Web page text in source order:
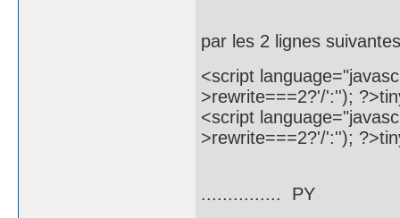
par les 2 lignes
<script
>rewrite===2?'/':'');
<script
>rewrite===2?'/':'');
............... PY